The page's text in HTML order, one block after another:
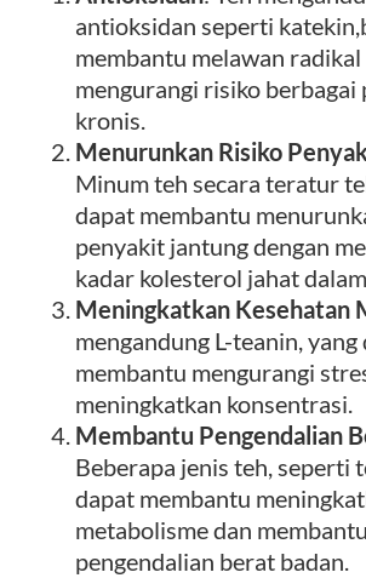
antioksidan seperti
membantu melawan radikal
mengurangi risiko berbagai
kronis.
Menurunkan Risiko
Minum teh secara teratur
dapat membantu
penyakit jantung dengan
kadar kolesterol jahat
Meningkatkan Kesehatan
mengandung L-teanin, yang
membantu mengurangi
meningkatkan konsentrasi.
Membantu Pengendalian
Beberapa jenis teh, seperti
dapat membantu
metabolisme dan
pengendalian berat badan.